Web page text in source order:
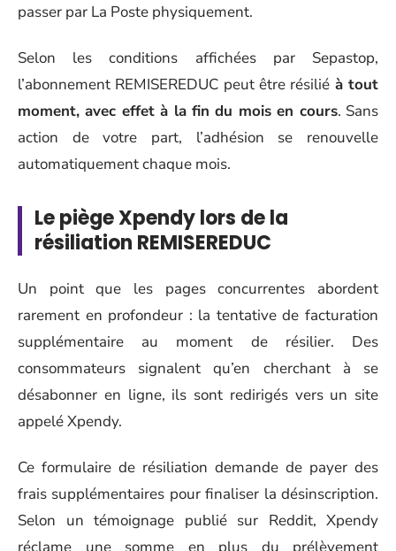
passer par La Poste physiquement.
Selon les conditions affichées par Sepastop,
l’abonnement REMISEREDUC peut être résilié à tout
moment, avec effet à la fin du mois en cours. Sans
action de votre part, l’adhésion se renouvelle
automatiquement chaque mois.
Le piège Xpendy lors de la
résiliation REMISEREDUC
Un point que les pages concurrentes abordent
rarement en profondeur : la tentative de facturation
supplémentaire au moment de résilier. Des
consommateurs signalent qu’en cherchant à se
désabonner en ligne, ils sont redirigés vers un site
appelé Xpendy.
Ce formulaire de résiliation demande de payer des
frais supplémentaires pour finaliser la désinscription.
Selon un témoignage publié sur Reddit, Xpendy